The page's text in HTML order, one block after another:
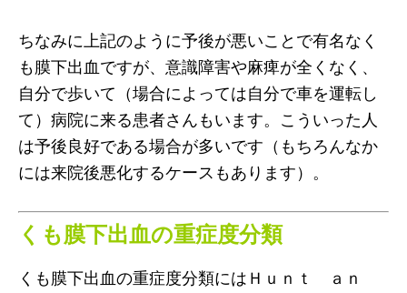
ちなみに上記のように予後が悪いことで有名なく
も膜下出血ですが、意識障害や麻痺が全くなく、
自分で歩いて（場合によっては自分で車を運転し
て）病院に来る患者さんもいます。こういった人
は予後良好である場合が多いです（もちろんなか
には来院後悪化するケースもあります）。
くも膜下出血の重症度分類
くも膜下出血の重症度分類にはＨｕｎｔ ａｎ